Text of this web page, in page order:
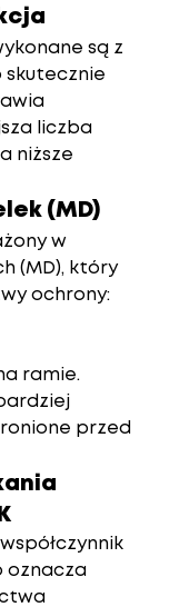
są z
skutecznie
liczba
niższe
(MD)
w
(MD), który
ochrony:
ramie.
przed
oznacza